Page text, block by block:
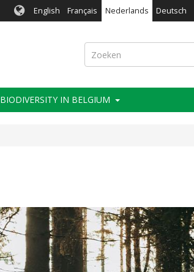
English Français Nederlands Deutsch
Zoeken
BIODIVERSITY IN BELGIUM